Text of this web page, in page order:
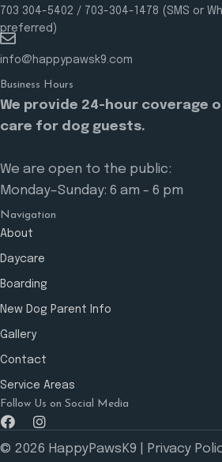
703 304-5402 / 703-304-1478 (SMS or
preferred)
info@happypawsk9.com
Business Hours
We provide 24-hour coverage
care for dog guests.
We are open to the public:
Monday–Sunday: 6 am - 6 pm
Navigation
About
Daycare
Boarding
New Dog Parent Info
Gallery
Contact
Service Areas
Follow Us on Social Media
© 2026 HappyPawsK9 | Privacy